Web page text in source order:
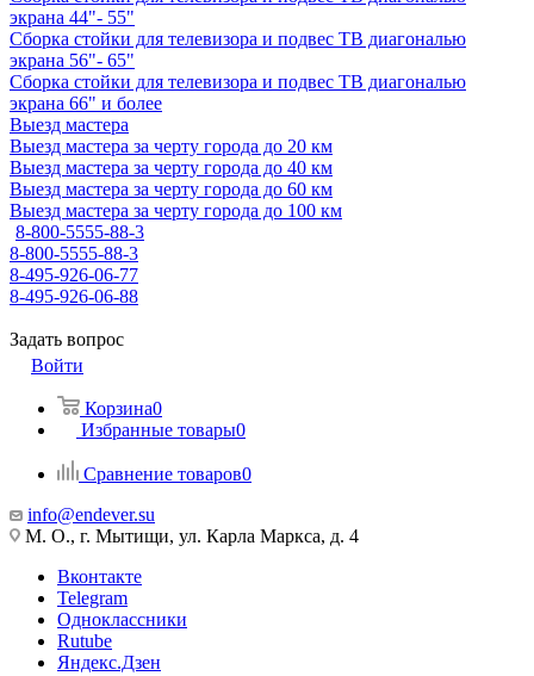
экрана 44"- 55"
Сборка стойки для телевизора и подвес ТВ диагональю
экрана 56"- 65"
Сборка стойки для телевизора и подвес ТВ диагональю
экрана 66" и более
Выезд мастера
Выезд мастера за черту города до 20 км
Выезд мастера за черту города до 40 км
Выезд мастера за черту города до 60 км
Выезд мастера за черту города до 100 км
8-800-5555-88-3
8-800-5555-88-3
8-495-926-06-77
8-495-926-06-88
Задать вопрос
Войти
Корзина0
Избранные товары0
Сравнение товаров0
info@endever.su
М. О., г. Мытищи, ул. Карла Маркса, д. 4
Вконтакте
Telegram
Одноклассники
Rutube
Яндекс.Дзен